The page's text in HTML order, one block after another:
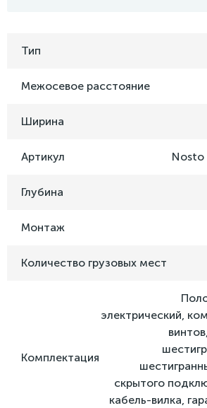
Тип
Межосевое расстояние
Ширина
Артикул Nosto
Глубина
Монтаж
Количество грузовых мест
Комплектация
электрический,
скрытого
кабель-вилка,